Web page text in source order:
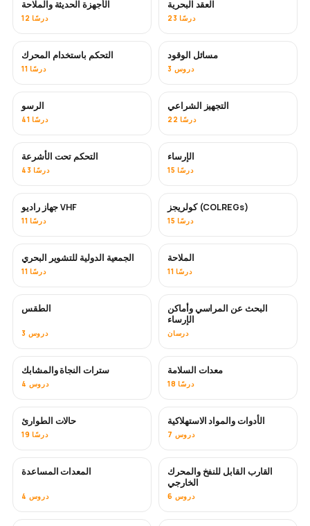
الأجهزة الحديثة والملاحة
12 درسًا
العقد البحرية
23 درسًا
التحكم باستخدام المحرك
11 درسًا
مسائل الوقود
3 دروس
الرسو
41 درسًا
التجهيز الشراعي
22 درسًا
التحكم تحت الأشرعة
43 درسًا
الإرساء
15 درسًا
جهاز راديو VHF
11 درسًا
كولريجز (COLREGs)
15 درسًا
الجمعية الدولية للتشوير البحري
11 درسًا
الملاحة
11 درسًا
الطقس
3 دروس
البحث عن المراسي وأماكن
الإرساء
درسان
سترات النجاة والمشابك
4 دروس
معدات السلامة
18 درسًا
حالات الطوارئ
19 درسًا
الأدوات والمواد الاستهلاكية
7 دروس
المعدات المساعدة
4 دروس
القارب القابل للنفخ والمحرك
الخارجي
6 دروس